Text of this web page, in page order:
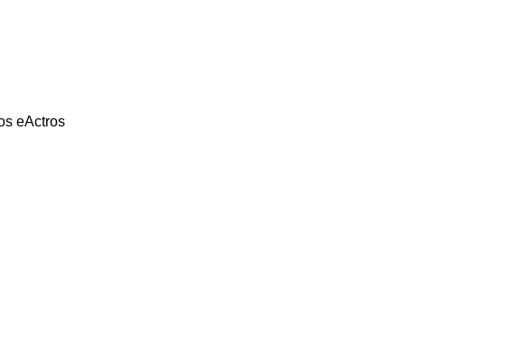
eActros